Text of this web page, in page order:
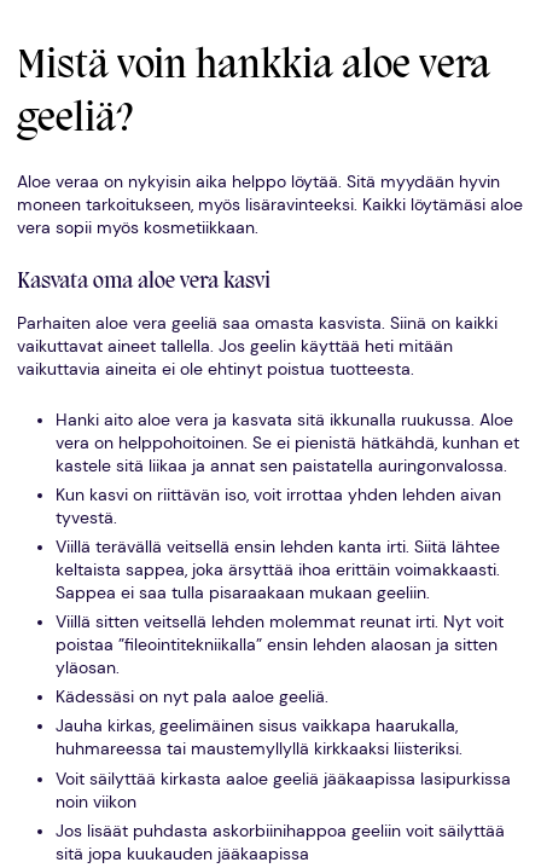
Mistä voin hankkia aloe vera
geeliä?
Aloe veraa on nykyisin aika helppo löytää. Sitä myydään hyvin
moneen tarkoitukseen, myös lisäravinteeksi. Kaikki löytämäsi aloe
vera sopii myös kosmetiikkaan.
Kasvata oma aloe vera kasvi
Parhaiten aloe vera geeliä saa omasta kasvista. Siinä on kaikki
vaikuttavat aineet tallella. Jos geelin käyttää heti mitään
vaikuttavia aineita ei ole ehtinyt poistua tuotteesta.
Hanki aito aloe vera ja kasvata sitä ikkunalla ruukussa. Aloe
vera on helppohoitoinen. Se ei pienistä hätkähdä, kunhan et
kastele sitä liikaa ja annat sen paistatella auringonvalossa.
Kun kasvi on riittävän iso, voit irrottaa yhden lehden aivan
tyvestä.
Viillä terävällä veitsellä ensin lehden kanta irti. Siitä lähtee
keltaista sappea, joka ärsyttää ihoa erittäin voimakkaasti.
Sappea ei saa tulla pisaraakaan mukaan geeliin.
Viillä sitten veitsellä lehden molemmat reunat irti. Nyt voit
poistaa ”fileointitekniikalla” ensin lehden alaosan ja sitten
yläosan.
Kädessäsi on nyt pala aaloe geeliä.
Jauha kirkas, geelimäinen sisus vaikkapa haarukalla,
huhmareessa tai maustemyllyllä kirkkaaksi liisteriksi.
Voit säilyttää kirkasta aaloe geeliä jääkaapissa lasipurkissa
noin viikon
Jos lisäät puhdasta askorbiinihappoa geeliin voit säilyttää
sitä jopa kuukauden jääkaapissa